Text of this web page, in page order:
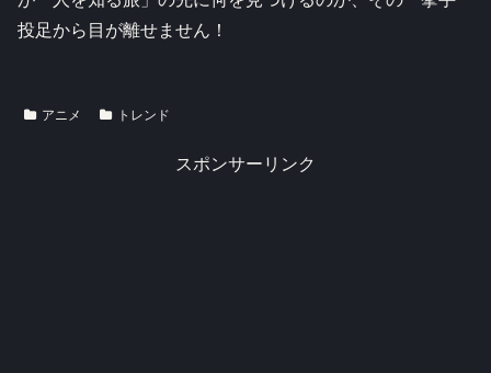
投足から目が離せません！
アニメ トレンド
スポンサーリンク